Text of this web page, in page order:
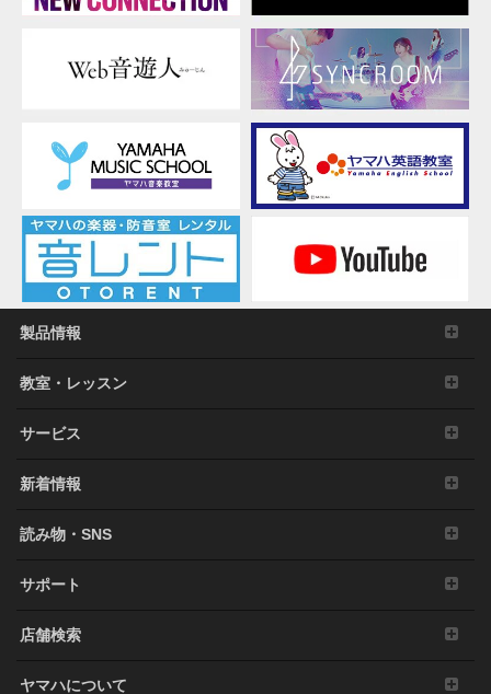
製品情報
教室・レッスン
サービス
新着情報
読み物・SNS
サポート
店舗検索
ヤマハについて